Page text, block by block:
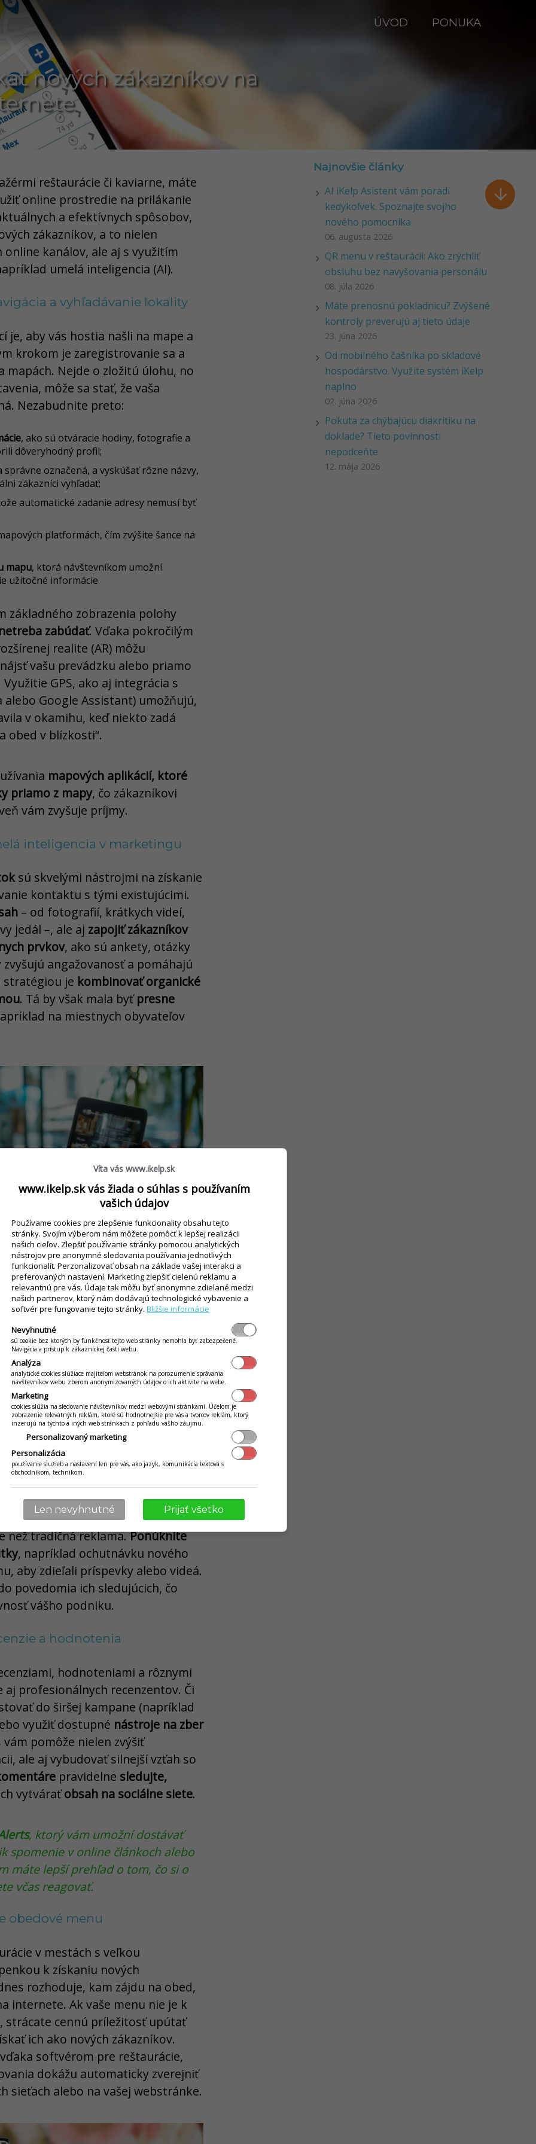
ÚVOD PONUKA

nových zákazníkov na
reštaurácie či kaviarne, máte
online prostredie na prilákanie
a efektívnych spôsobov,
zákazníkov, a to nielen
kanálov, ale aj s využitím
umelá inteligencia (AI).
a vyhľadávanie lokality
je, aby vás hostia našli na mape a
krokom je zaregistrovanie sa a
mapách. Nejde o zložitú úlohu, no
môže sa stať, že vaša
Nezabudnite preto:
, ako sú otváracie hodiny, fotografie a
dôveryhodný profil;
označená, a vyskúšať rôzne názvy,
zákazníci vyhľadať;
automatické zadanie adresy nemusí byť
platformách, čím zvýšite šance na
mapu, ktorá návštevníkom umožní
užitočné informácie.
základného zobrazenia polohy
zabúdať. Vďaka pokročilým
realite (AR) môžu
vašu prevádzku alebo priamo
Využitie GPS, ako aj integrácia s
Google Assistant) umožňujú,
v okamihu, keď niekto zadá
obed v blízkosti“.
mapových aplikácií, ktoré
priamo z mapy, čo zákazníkovi
vám zvyšuje príjmy.
inteligencia v marketingu
sú skvelými nástrojmi na získanie
kontaktu s tými existujúcimi.
– od fotografií, krátkych videí,
jedál –, ale aj zapojiť zákazníkov
prvkov, ako sú ankety, otázky
angažovanosť a pomáhajú
stratégiou je kombinovať organické
. Tá by však mala byťpresne
na miestnych obyvateľov
zlepšuje cielenie reklám.
dokáže osloviť tých
napríklad niekoho, kto práve
AI môže automatizovať odpovede
chatbotov, čím šetrí váš
netreba zabúdať ani na
dôveryhodné publikum.
profily často dokážu prilákať
než tradičná reklama.Ponúknite
, napríklad ochutnávku nového
aby zdieľali príspevky alebo videá.
povedomia ich sledujúcich, čo
vášho podniku.
a hodnotenia
hodnoteniami a rôznymi
profesionálnych recenzentov. Či
do širšej kampane (napríklad
využiť dostupné nástroje na zber
pomôže nielen zvýšiť
ale aj vybudovať silnejší vzťah so
pravidelne sledujte,
vytváraťobsah na sociálne siete.
, ktorý vám umožní dostávať
spomenie v online článkoch alebo
máte lepší prehľad o tom, čo si o
včas reagovať.
obedové menu
v mestách s veľkou
k získaniu nových
rozhoduje, kam zájdu na obed,
internete. Ak vaše menu nie je k
strácate cennú príležitosť upútať
ich ako nových zákazníkov.
softvérom pre reštaurácie,
dokážu automaticky zverejniť
sieťach alebo na vašej webstránke.
Najnovšie články
AI iKelp Asistent vám poradí
kedykoľvek. Spoznajte svojho
nového pomocníka
06. augusta 2026
QR menu v reštaurácii: Ako zrýchliť
obsluhu bez navyšovania personálu
08. júla 2026
Máte prenosnú pokladnicu? Zvýšené
kontroly preverujú aj tieto údaje
23. júna 2026
Od mobilného čašníka po skladové
hospodárstvo. Využite systém iKelp
naplno
02. júna 2026
Pokuta za chýbajúcu diakritiku na
doklade? Tieto povinnosti
nepodceňte
12. mája 2026
Víta vás www.ikelp.sk
www.ikelp.sk vás žiada o súhlas s používaním
vašich údajov
Používame cookies pre zlepšenie funkcionality obsahu tejto
stránky. Svojím výberom nám môžete pomôcť k lepšej realizácii
našich cieľov. Zlepšiť používanie stránky pomocou analytických
nástrojov pre anonymné sledovania používania jednotlivých
funkcionalít. Perzonalizovať obsah na základe vašej interakci a
preferovaných nastavení. Marketing zlepšiť cielenú reklamu a
relevantnú pre vás. Údaje tak môžu byť anonymne zdielané medzi
našich partnerov, ktorý nám dodávajú technologické vybavenie a
softvér pre fungovanie tejto stránky. Bližšie informácie
Nevyhnutné
sú cookie bez ktorých by funkčnosť tejto web stránky nemohla byť zabezpečené.
Navigácia a prístup k zákazníckej časti webu.
Analýza
analytické cookies slúžiace majiteľom webstránok na porozumenie správania
návštevníkov webu zberom anonymizovaných údajov o ich aktivite na webe.
Marketing
cookies slúžia na sledovanie návštevníkov medzi webovými stránkami. Účelom je
zobrazenie relevatných reklám, ktoré sú hodnotnejšie pre vás a tvorcov reklám, ktorý
inzerujú na týchto a iných web stránkach z pohľadu vášho záujmu.
Personalizovaný marketing
Personalizácia
používanie služieb a nastavení len pre vás, ako jazyk, komunikácia textová s
obchodníkom, technikom.
Len nevyhnutné Prijať všetko